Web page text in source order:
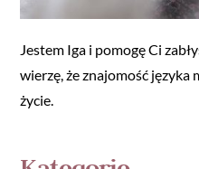
Jestem Iga i pomogę Ci
wierzę, że znajomość języka
życie.